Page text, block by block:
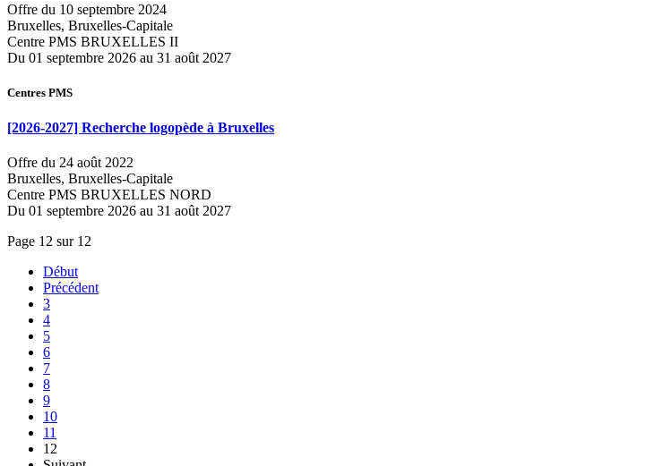
Offre du 10 septembre 2024
Bruxelles, Bruxelles-Capitale
Centre PMS BRUXELLES II
Du 01 septembre 2026 au 31 août 2027
Centres PMS
[2026-2027] Recherche logopède à Bruxelles
Offre du 24 août 2022
Bruxelles, Bruxelles-Capitale
Centre PMS BRUXELLES NORD
Du 01 septembre 2026 au 31 août 2027
Page 12 sur 12
Début
Précédent
3
4
5
6
7
8
9
10
11
12